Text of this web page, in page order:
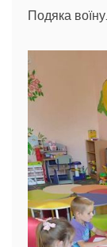
Подяка воїну.